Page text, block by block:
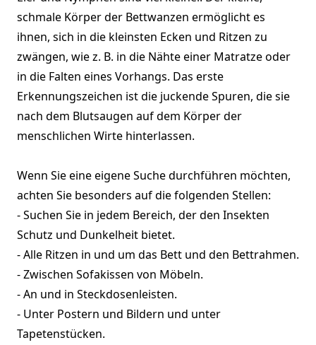
schmale Körper der Bettwanzen ermöglicht es
ihnen, sich in die kleinsten Ecken und Ritzen zu
zwängen, wie z. B. in die Nähte einer Matratze oder
in die Falten eines Vorhangs. Das erste
Erkennungszeichen ist die juckende Spuren, die sie
nach dem Blutsaugen auf dem Körper der
menschlichen Wirte hinterlassen.
Wenn Sie eine eigene Suche durchführen möchten,
achten Sie besonders auf die folgenden Stellen:
- Suchen Sie in jedem Bereich, der den Insekten
Schutz und Dunkelheit bietet.
- Alle Ritzen in und um das Bett und den Bettrahmen.
- Zwischen Sofakissen von Möbeln.
- An und in Steckdosenleisten.
- Unter Postern und Bildern und unter
Tapetenstücken.